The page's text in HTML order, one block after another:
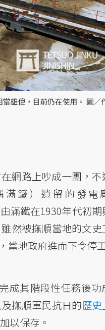
雄偉，目前仍在使用。 圖／
網路上吵成一團，不
滿鐵）遺留的發電
滿鐵在1930年代初期
然被撫順當地的文史
當地政府進而下令停
成其階段性任務後功
撫順軍民抗日的歷史
以保存。